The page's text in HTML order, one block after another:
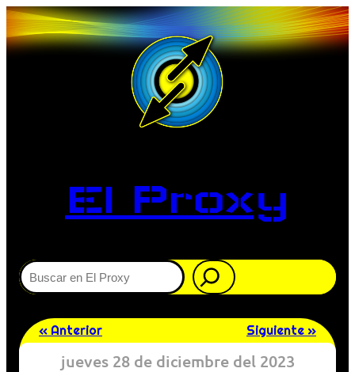
El Proxy
Buscar
« Anterior Siguiente »
jueves 28 de diciembre del 2023